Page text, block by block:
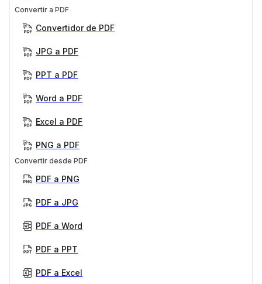
Convertir a PDF
Convertidor de PDF
JPG a PDF
PPT a PDF
Word a PDF
Excel a PDF
PNG a PDF
Convertir desde PDF
PDF a PNG
PDF a JPG
PDF a Word
PDF a PPT
PDF a Excel